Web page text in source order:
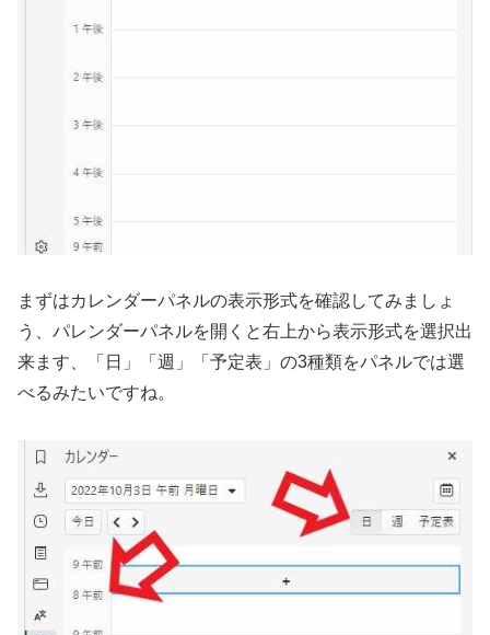
まずはカレンダーパネルの表示形式を確認してみましょ
う、パレンダーパネルを開くと右上から表示形式を選択出
来ます、「日」「週」「予定表」の3種類をパネルでは選
べるみたいですね。